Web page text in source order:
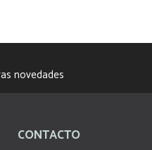
novedades
CONTACTO